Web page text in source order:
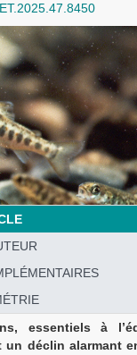
essentiels à
un déclin alarmant